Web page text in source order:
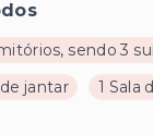
sendo 3
de jantar
1 Sala